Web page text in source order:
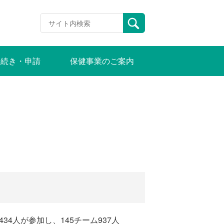
き・申請 保健事業のご案内
人が参加し、145チーム937人